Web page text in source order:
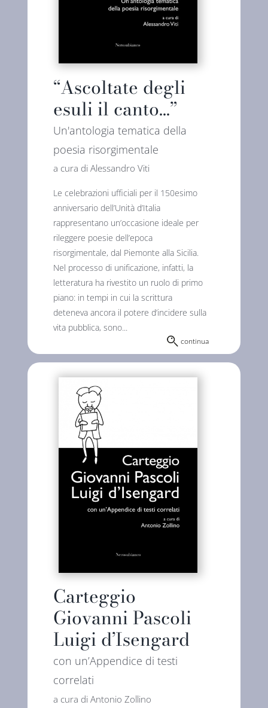
“Ascoltate degli
esuli il canto…”
Un'antologia tematica della
poesia risorgimentale
a cura di Alessandro Viti
Le celebrazioni ufficiali per il 150esimo
anniversario dell’Unità d’Italia
rappresentano un’occasione ideale per
rileggere poesie dell’epoca
risorgimentale, dal Piemonte alla Sicilia.
Nel processo di unificazione, infatti, la
letteratura ha rivestito un ruolo di primo
piano: in tempi in cui la scrittura
deteneva ancora il potere d’incidere sulla
vita pubblica, sono...
continua
Carteggio
Giovanni Pascoli
Luigi d’Isengard
con un’Appendice di testi
correlati
a cura di Antonio Zollino